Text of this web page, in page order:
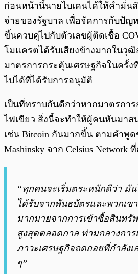
ก่อนหน้านี้นายไบเดนได้ให้คำมั่น
จ่ายของรัฐบาล เพื่อจัดการกับปัญ
ขึ้นควบคู่ไปกับตัวเลขผู้ติดเชื้อ
โมแครตได้รับเสียงข้างมากในวุ
มาตรการกระตุ้นเศรษฐกิจในครั้
ไปได้ที่ได้รับการอนุมัติ
เป็นที่ทราบกันดีกว่าหากมาตรกา
ไฟเขียว สิ่งนี้จะทำให้ผู้คนหันมา
เช่น Bitcoin กันมากขึ้น ตามคำพูด
Mashinsky จาก Celsius Network
“ทุกคนจะเริ่มตระหนักดีว่า มั
ได้รับจากพันธบัตรและพวกเข
มากมายจากการเข้าซื้อสินท
สูงสุดตลอดกาล ท่ามกลางกา
ภาวะเศรษฐกิจถดถอยที่กำลังเ
ๆ”